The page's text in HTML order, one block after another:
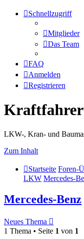
Schnellzugriff
Mitglieder
Das Team
FAQ
Anmelden
Registrieren
LKW-, Kran- und
Zum Inhalt
Startseite Foren-
LKW Mercedes-
Mercedes-Benz
Neues Thema
1 Thema • Seite 1 von 1